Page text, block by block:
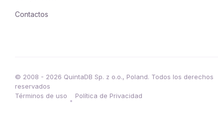
Contactos
© 2008 - 2026 QuintaDB Sp. z o.o., Poland. Todos los derechos
reservados
Términos de uso
•
Política de Privacidad